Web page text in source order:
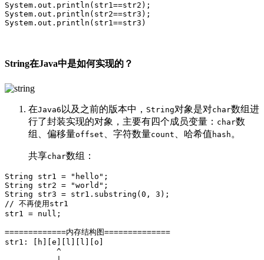
System.out.println(str1==str2);
System.out.println(str2==str3);
String在Java中是如何实现的？
在Java6 以及之前的版本中， String对象是对char数组进
行了封装实现的对象，主要有四个成员变量： char数
组、偏移量offset 、字符数量count 、哈希值 hash 。
共享char数组：
String str1 = "hello";
String str2 = "world";
String str3 = str1.substring(0, 3);
// 不再使用str1
str1 = null;
=============内存结构图==============
str1: [h][e][l][l][o]
           ^